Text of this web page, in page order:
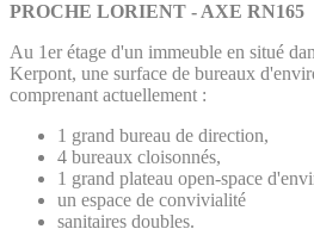
PROCHE LORIENT - AXE RN165
Au 1er étage d'un immeuble en situé
Kerpont, une surface de bureaux
comprenant actuellement :
1 grand bureau de direction,
4 bureaux cloisonnés,
1 grand plateau open-space
un espace de convivialité
sanitaires doubles.